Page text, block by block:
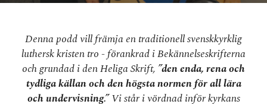
Denna podd vill främja en traditionell svenskkyrklig
luthersk kristen tro - förankrad i Bekännelseskrifterna
och grundad i den Heliga Skrift, ”den enda, rena och
tydliga källan och den högsta normen för all lära
och undervisning.”Vi står i vördnad inför kyrkans